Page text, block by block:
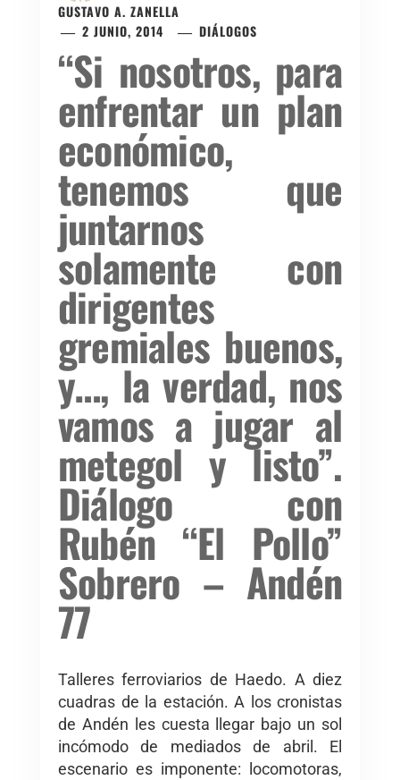
GUSTAVO A. ZANELLA
2 JUNIO, 2014
DIÁLOGOS
“Si nosotros, para
enfrentar un plan
económico,
tenemos que
juntarnos
solamente con
dirigentes
gremiales buenos,
y…, la verdad, nos
vamos a jugar al
metegol y listo”.
Diálogo con
Rubén “El Pollo”
Sobrero – Andén
77
Talleres ferroviarios de Haedo. A diez
cuadras de la estación. A los cronistas
de Andén les cuesta llegar bajo un sol
incómodo de mediados de abril. El
escenario es imponente: locomotoras,